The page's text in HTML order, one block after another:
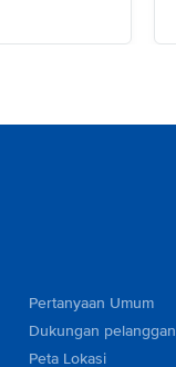
Pertanyaan Umum
Dukungan pelanggan
Peta Lokasi